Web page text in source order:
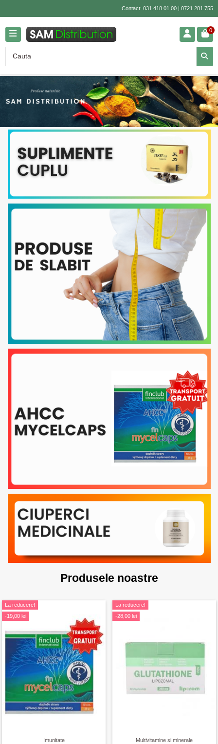
Contact: 031.418.01.00| 0721.281.755
0
Produsele noastre
La reducere!
-19,00 lei
Imunitate
La reducere!
-28,00 lei
Multivitamine si minerale